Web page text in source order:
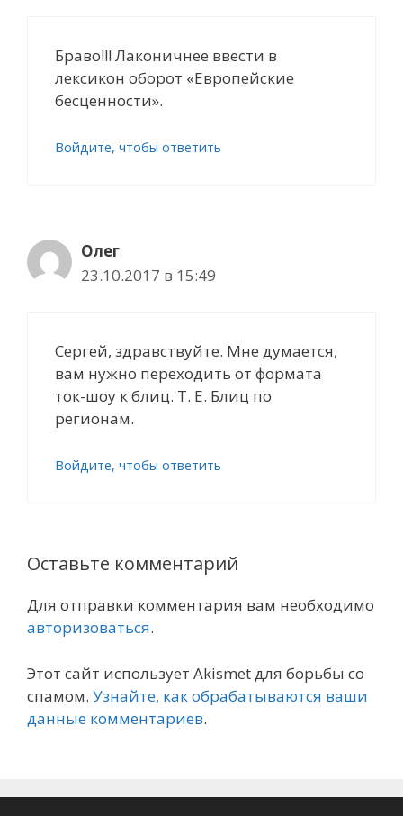
Браво!!! Лаконичнее ввести в
лексикон оборот «Европейские
бесценности».
Войдите, чтобы ответить
Олег
23.10.2017 в 15:49
Сергей, здравствуйте. Мне думается,
вам нужно переходить от формата
ток-шоу к блиц. Т. Е. Блиц по
регионам.
Войдите, чтобы ответить
Оставьте комментарий
Для отправки комментария вам необходимо
авторизоваться.
Этот сайт использует Akismet для борьбы со
спамом. Узнайте, как обрабатываются ваши
данные комментариев.